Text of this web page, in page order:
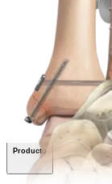
Procedimento
OmbroJoelho Cotovelo
tornozeloQuadril
Producto